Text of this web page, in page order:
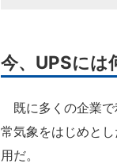
今、UPSには
既に多くの企業で
常気象をはじめと
用だ。